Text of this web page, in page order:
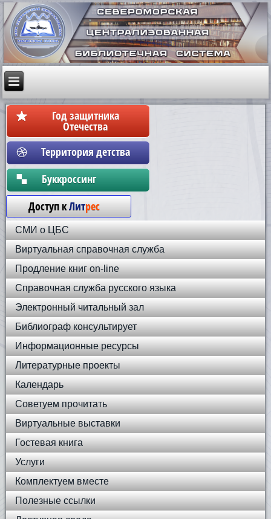
Год защитника
Отечества
Территория детства
Бyккpoccинг
Доступ кЛитрес
СМИ о ЦБС
Виртуальная справочная служба
Продление книг on-line
Справочная служба русского языка
Электронный читальный зал
Библиограф консультирует
Информационные ресурсы
Литературные проекты
Календарь
Советуем прочитать
Виртуальные выставки
Гостевая книга
Услуги
Комплектуем вместе
Полезные ссылки